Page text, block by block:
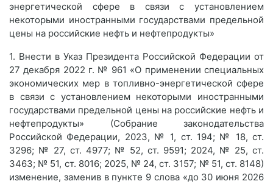
энергетической сфере в связи с установлением
некоторыми иностранными государствами предельной
цены на российские нефть и нефтепродукты»
1. Внести в Указ Президента Российской Федерации от
27 декабря 2022 г. № 961 «О применении специальных
экономических мер в топливно-энергетической сфере
в связи с установлением некоторыми иностранными
государствами предельной цены на российские нефть и
нефтепродукты» (Собрание законодательства
Российской Федерации, 2023, № 1, ст. 194; № 18, ст.
3296; № 27, ст. 4977; № 52, ст. 9591; 2024, № 25, ст.
3463; № 51, ст. 8016; 2025, № 24, ст. 3157; № 51, ст. 8148)
изменение, заменив в пункте 9 слова «до 30 июня 2026